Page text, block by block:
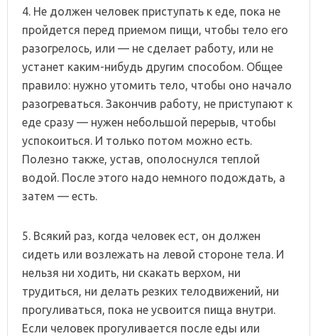
4. Не должен человек приступать к еде, пока не
пройдется перед приемом пищи, чтобы тело его
разогрелось, или — не сделает работу, или не
устанет каким-нибудь другим способом. Общее
правило: нужно утомить тело, чтобы оно начало
разогреваться. Закончив работу, не приступают к
еде сразу — нужен небольшой перерыв, чтобы
успокоиться. И только потом можно есть.
Полезно также, устав, ополоснулся теплой
водой. После этого надо немного подождать, а
затем — есть.
5. Всякий раз, когда человек ест, он должен
сидеть или возлежать на левой стороне тела. И
нельзя ни ходить, ни скакать верхом, ни
трудиться, ни делать резких телодвижений, ни
прогуливаться, пока не усвоится пища внутри.
Если человек прогуливается после еды или